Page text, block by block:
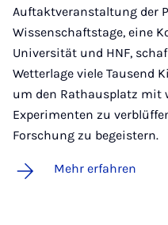
Auftaktveranstaltung der
Wissenschaftstage, eine
Universität und HNF,
Wetterlage viele Tausend
um den Rathausplatz mit
Experimenten zu
Forschung zu begeistern.
Mehr erfahren